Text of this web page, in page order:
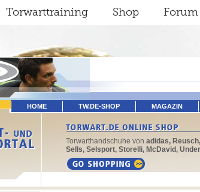
Torwarttraining Shop Forum
HOME TW.DE-SHOP MAGAZIN
Torwarthandschuhe von adidas,
Sells, Selsport, Storelli, McDavid,